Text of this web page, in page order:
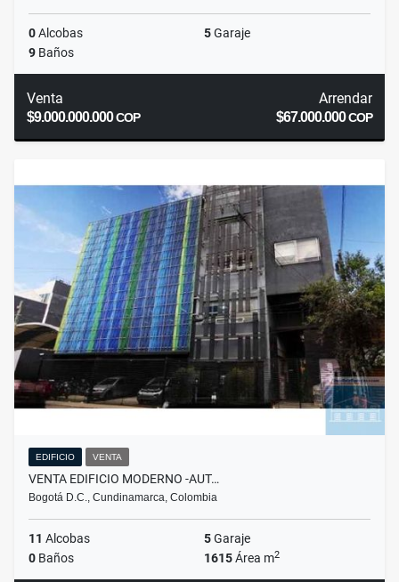
0Alcobas 5Garaje
9 Baños
Venta
$9.000.000.000COP
Arrendar
$67.000.000COP
EDIFICIO VENTA
VENTA EDIFICIO MODERNO -AUT…
Bogotá D.C., Cundinamarca, Colombia
11 Alcobas 5Garaje
0 Baños 1615Área m2